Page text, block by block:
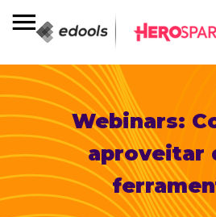
Webinars:
aproveitar